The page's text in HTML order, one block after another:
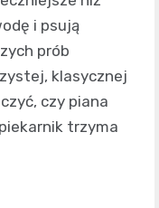
i psują
prób
klasycznej
czy piana
trzyma